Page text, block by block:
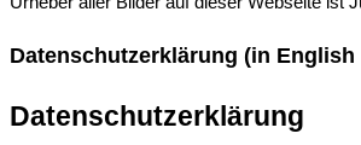
Datenschutzerklärung (in English
Datenschutzerklärung